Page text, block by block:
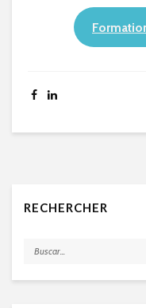
RECHERCHER